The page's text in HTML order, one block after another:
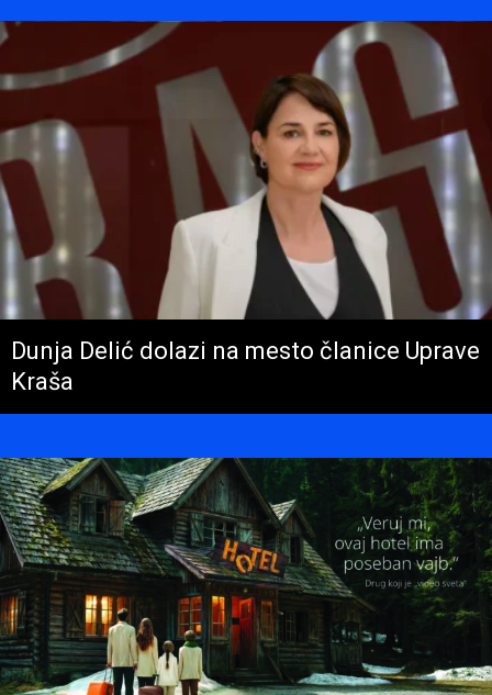
Dunja Delić dolazi na mesto članice Uprave
Kraša